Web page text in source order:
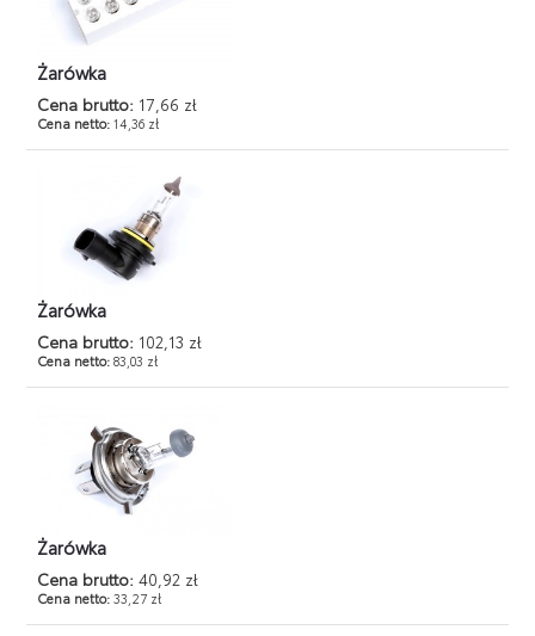
Żarówka
Cena brutto: 17,66 zł
Cena netto:14,36 zł
Żarówka
Cena brutto: 102,13 zł
Cena netto:83,03 zł
Żarówka
Cena brutto: 40,92 zł
Cena netto:33,27 zł